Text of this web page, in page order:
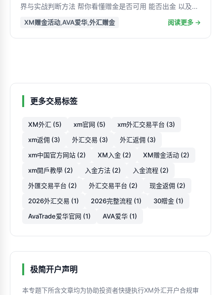
界与实战判断方法 帮你看懂赠金是否可用 能否出金 以及如
何通过XM开户更稳妥地选择合适活动与账户方案
XM赠金活动,AVA爱华,外汇赠金 阅读更多 →
更多交易标签
XM外汇 (5) xm官网 (5)
xm外汇交易平台 (3)
xm返佣 (3)
外汇交易 (3)
外汇返佣 (3)
xm中国官方网站 (2)
XM入金 (2)
XM赠金活动 (2)
xm開戶教學 (2)
入金方法 (2)
入金流程 (2)
外匯交易平台 (2)
外汇交易平台 (2)
现金返佣 (2)
2026外汇交易 (1)
2026完整流程 (1)
30贈金 (1)
AvaTrade爱华官网 (1)
AVA爱华 (1)
极简开户声明
本专题下所含文章均为协助投资者快捷执行XM外汇开户合规审